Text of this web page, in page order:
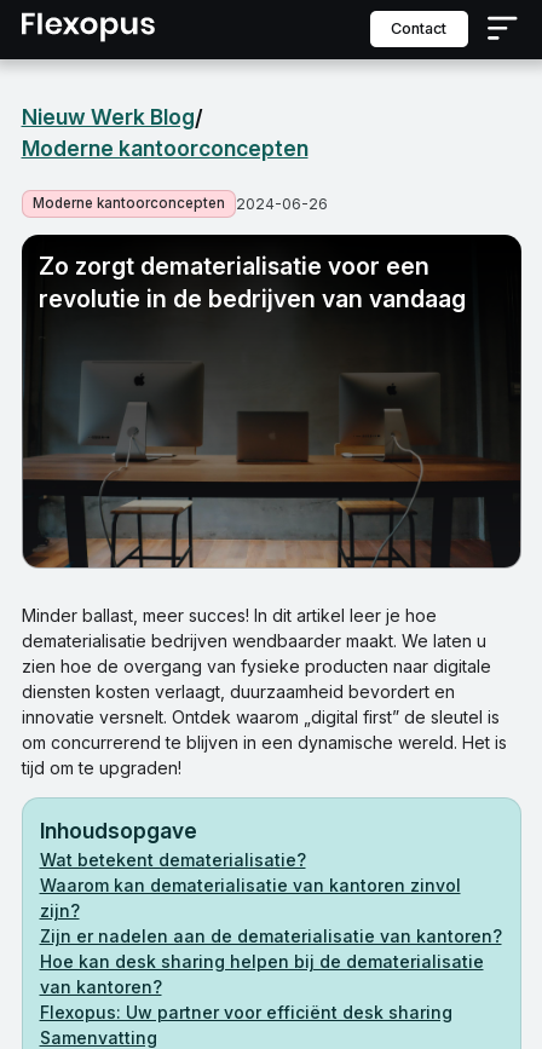
contact
Nieuw Werk Blog/
Moderne kantoorconcepten
Moderne kantoorconcepten 2024-06-26
Zo zorgt dematerialisatie voor een
revolutie in de bedrijven van vandaag
Minder ballast, meer succes! In dit artikel leer je hoe
dematerialisatie bedrijven wendbaarder maakt. We laten u
zien hoe de overgang van fysieke producten naar digitale
diensten kosten verlaagt, duurzaamheid bevordert en
innovatie versnelt. Ontdek waarom „digital first” de sleutel is
om concurrerend te blijven in een dynamische wereld. Het is
tijd om te upgraden!
Inhoudsopgave
Wat betekent dematerialisatie?
Waarom kan dematerialisatie van kantoren zinvol
zijn?
Zijn er nadelen aan de dematerialisatie van kantoren?
Hoe kan desk sharing helpen bij de dematerialisatie
van kantoren?
Flexopus: Uw partner voor efficiënt desk sharing
Samenvatting